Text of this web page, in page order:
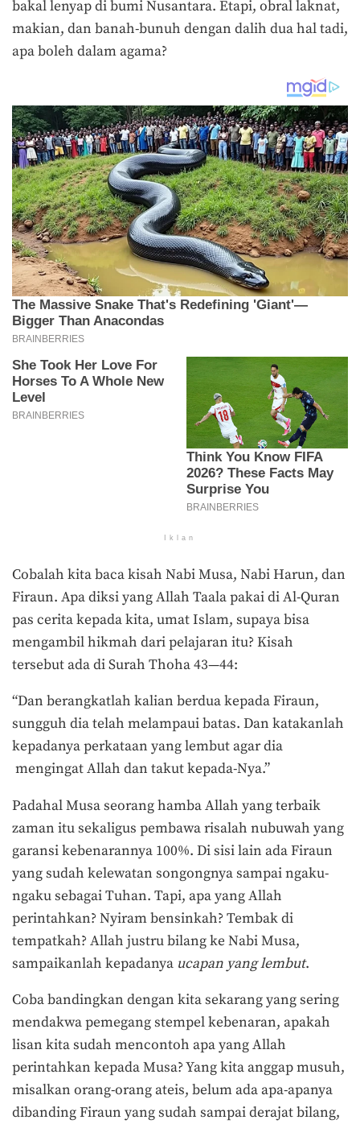
bakal lenyap di bumi Nusantara. Etapi, obral laknat,
makian, dan banah-bunuh dengan dalih dua hal tadi,
apa boleh dalam agama?
Iklan
Cobalah kita baca kisah Nabi Musa, Nabi Harun, dan
Firaun. Apa diksi yang Allah Taala pakai di Al-Quran
pas cerita kepada kita, umat Islam, supaya bisa
mengambil hikmah dari pelajaran itu? Kisah
tersebut ada di Surah Thoha 43—44:
“Dan berangkatlah kalian berdua kepada Firaun,
sungguh dia telah melampaui batas. Dan katakanlah
kepadanya perkataan yang lembut agar dia
mengingat Allah dan takut kepada-Nya.”
Padahal Musa seorang hamba Allah yang terbaik
zaman itu sekaligus pembawa risalah nubuwah yang
garansi kebenarannya 100%. Di sisi lain ada Firaun
yang sudah kelewatan songongnya sampai ngaku-
ngaku sebagai Tuhan. Tapi, apa yang Allah
perintahkan? Nyiram bensinkah? Tembak di
tempatkah? Allah justru bilang ke Nabi Musa,
sampaikanlah kepadanya ucapan yang lembut.
Coba bandingkan dengan kita sekarang yang sering
mendakwa pemegang stempel kebenaran, apakah
lisan kita sudah mencontoh apa yang Allah
perintahkan kepada Musa? Yang kita anggap musuh,
misalkan orang-orang ateis, belum ada apa-apanya
dibanding Firaun yang sudah sampai derajat bilang,